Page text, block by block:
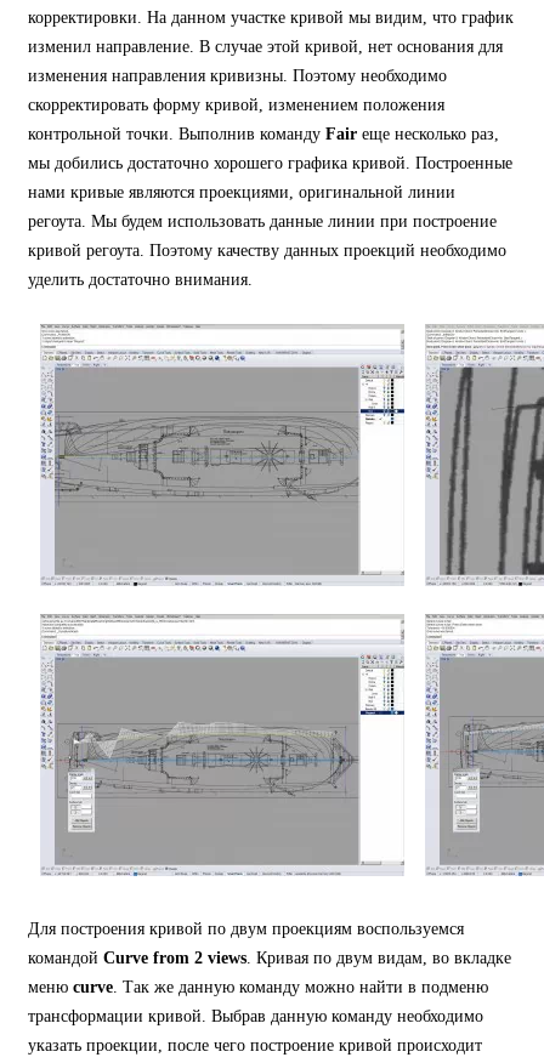
корректировки. На данном участке кривой мы видим, что график
изменил направление. В случае этой кривой, нет основания для
изменения направления кривизны. Поэтому необходимо
скорректировать форму кривой, изменением положения
контрольной точки. Выполнив команду Fair еще несколько раз,
мы добились достаточно хорошего графика кривой. Построенные
нами кривые являются проекциями, оригинальной линии
регоута. Мы будем использовать данные линии при построение
кривой регоута. Поэтому качеству данных проекций необходимо
уделить достаточно внимания.
Для построения кривой по двум проекциям воспользуемся
командой Curve from 2 views . Кривая по двум видам, во вкладке
меню curve . Так же данную команду можно найти в подменю
трансформации кривой. Выбрав данную команду необходимо
указать проекции, после чего построение кривой происходит